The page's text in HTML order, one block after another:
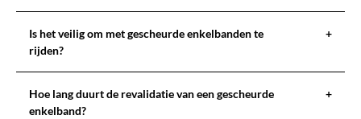
Is het veilig om met gescheurde enkelbanden te
rijden?
+
Hoe lang duurt de revalidatie van een gescheurde
enkelband?
+